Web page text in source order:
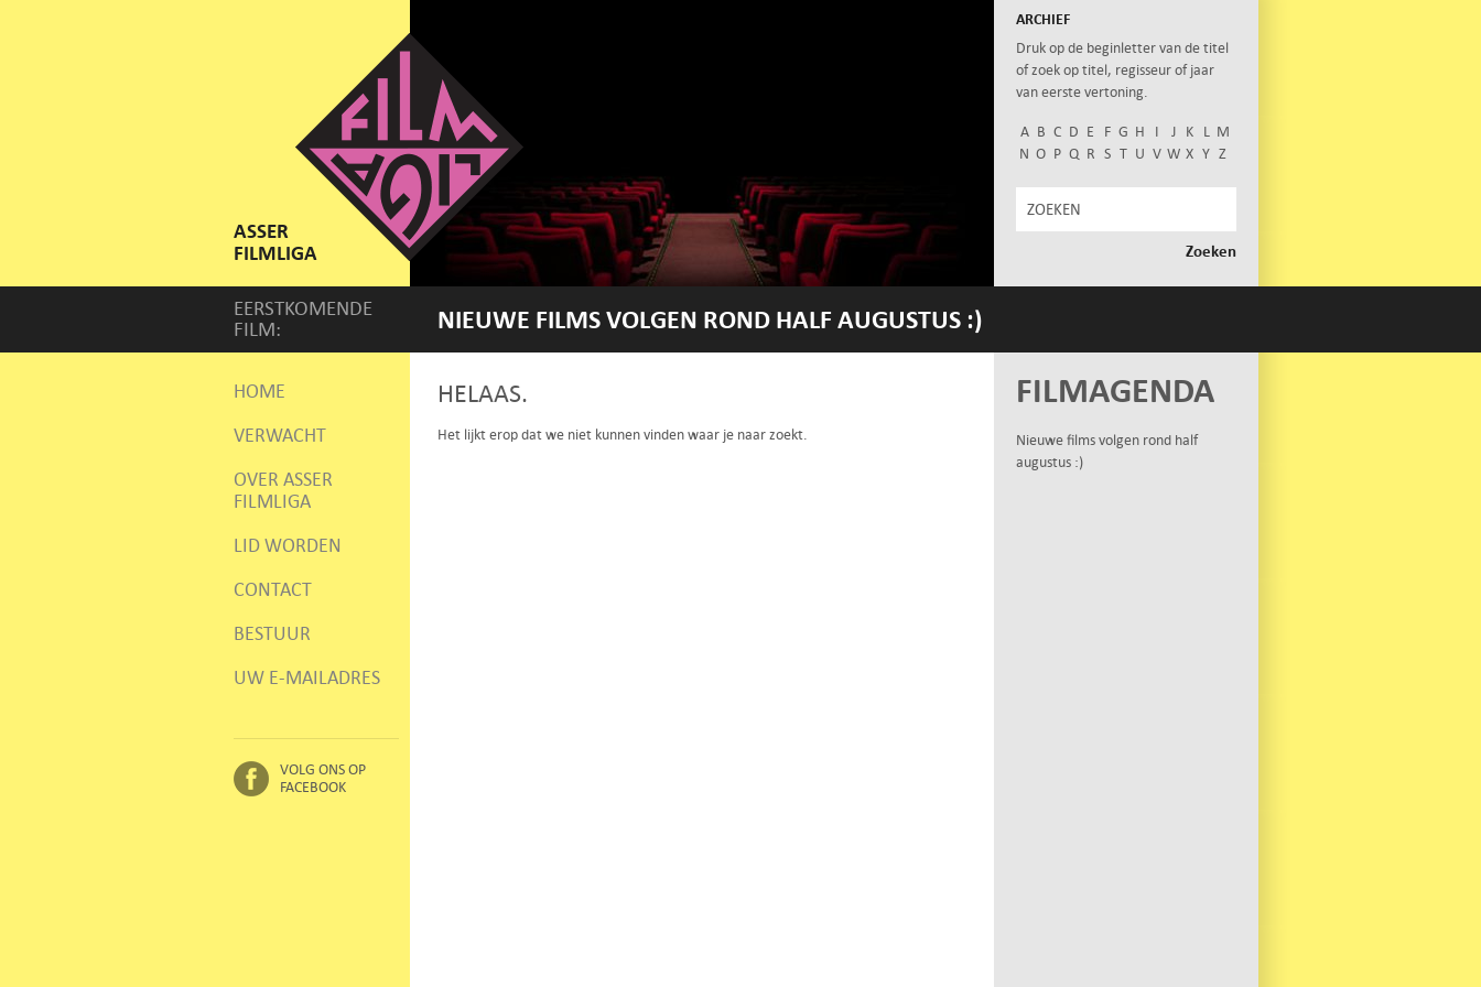
ASSER
FILMLIGA
ARCHIEF
Druk op de beginletter van de titel
of zoek op titel, regisseur of jaar
van eerste vertoning.
A B C D E F G H I J K L M
N O P Q R S T U V W X Y Z
EERSTKOMENDE
FILM:
NIEUWE FILMS VOLGEN ROND HALF AUGUSTUS :)
HOME
VERWACHT
OVER ASSER
FILMLIGA
LID WORDEN
CONTACT
BESTUUR
UW E-MAILADRES
VOLG ONS OP
FACEBOOK
HELAAS.
Het lijkt erop dat we niet kunnen vinden waar je naar zoekt.
FILMAGENDA
Nieuwe films volgen rond half
augustus :)